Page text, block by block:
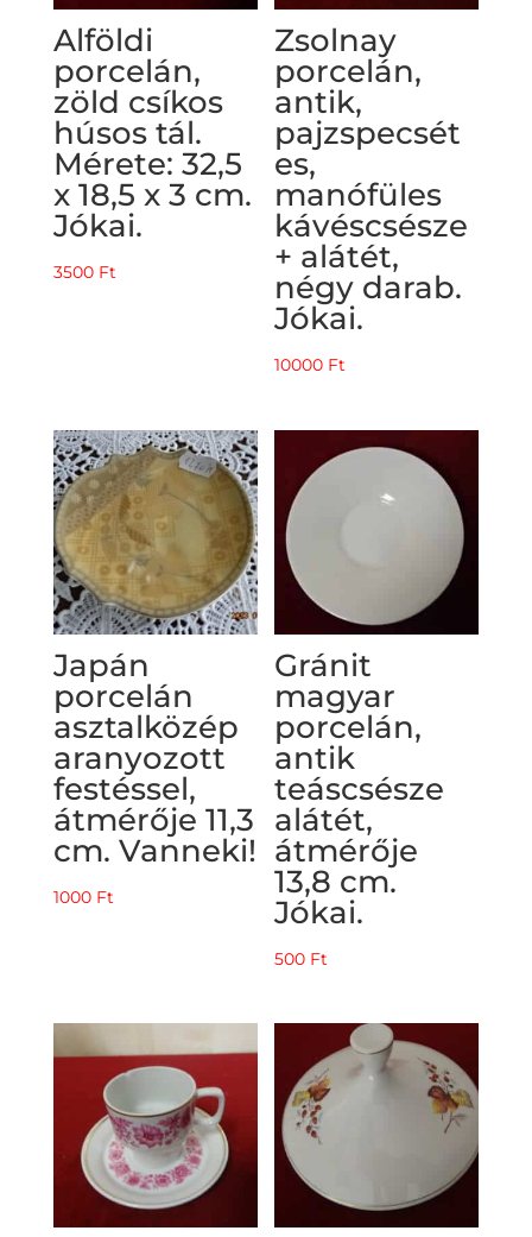
Alföldi
porcelán,
zöld csíkos
húsos tál.
Mérete: 32,5
x 18,5 x 3 cm.
Jókai.
3500 Ft
Zsolnay
porcelán,
antik,
pajzspecsét
es,
manófüles
kávéscsésze
+ alátét,
négy darab.
Jókai.
10000 Ft
Japán
porcelán
asztalközép
aranyozott
festéssel,
átmérője 11,3
cm. Vanneki!
1000 Ft
Gránit
magyar
porcelán,
antik
teáscsésze
alátét,
átmérője
13,8 cm.
Jókai.
500 Ft